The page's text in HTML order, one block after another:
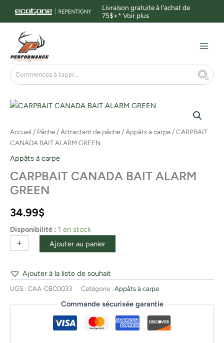
contenu
Livraison gratuite à l'achat de
75$+* Voir plus
Menu
Rechercher
Accueil / Pêche /Attractant de pêche /Appâts à carpe / CARPBAIT
CANADA BAIT ALARM GREEN
Appâts à carpe
CARPBAIT CANADA BAIT ALARM
GREEN
34.99$
Disponibilité : 1 en stock
-
quantité
CANADA
BAIT
ALARM
GREEN
+ Ajouter au panier
Ajouter à la liste de souhait
UGS : CAA-CBC0033 Catégorie : Appâts à carpe
Commande sécurisée garantie